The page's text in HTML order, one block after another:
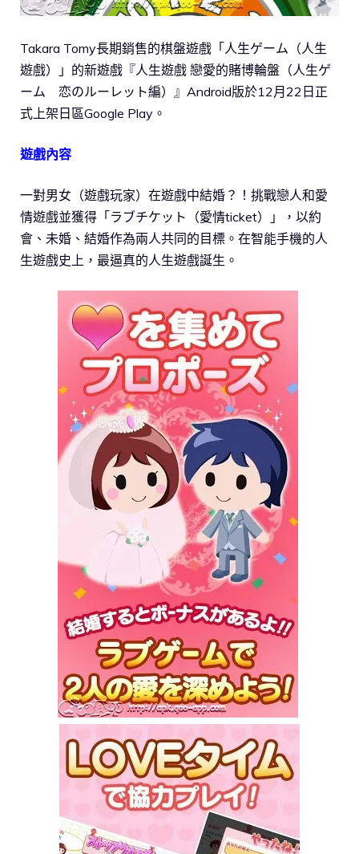
Takara Tomy長期銷售的棋盤遊戲「人生ゲーム（人生
遊戲）」的新遊戲『人生遊戲 戀愛的賭博輪盤（人生ゲ
ーム 恋のルーレット編）』Android版於12月22日正
式上架日區Google Play。
遊戲內容
一對男女（遊戲玩家）在遊戲中結婚？！挑戰戀人和愛
情遊戲並獲得「ラブチケット（愛情ticket）」，以約
會、未婚、結婚作為兩人共同的目標。在智能手機的人
生遊戲史上，最逼真的人生遊戲誕生。